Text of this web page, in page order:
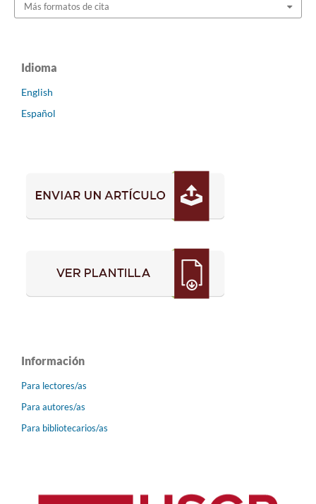
Más formatos de cita
Idioma
English
Español
Información
Para lectores/as
Para autores/as
Para bibliotecarios/as